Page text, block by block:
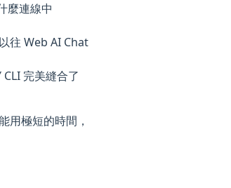
麼連線中
往 Web AI Chat
完美縫合了
用極短的時間，